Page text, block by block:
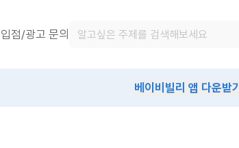
입점/광고 문의
베이비빌리 앱 다운받기